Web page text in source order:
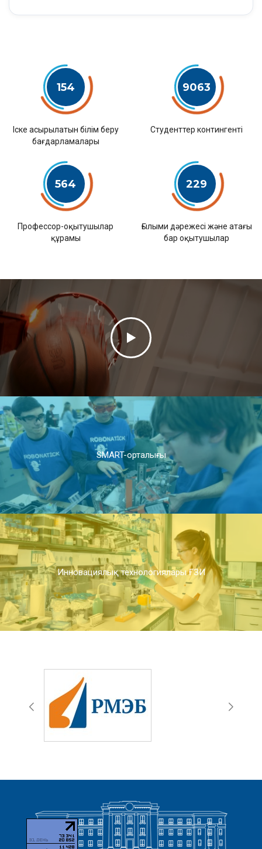
154
Іске асырылатын білім беру
бағдарламалары
9063
Студенттер контингенті
564
Профессор-оқытушылар
құрамы
229
Ғылыми дәрежесі және атағы
бар оқытушылар
SMART-орталығы
Инновациялық технологиялары ҒЗИ